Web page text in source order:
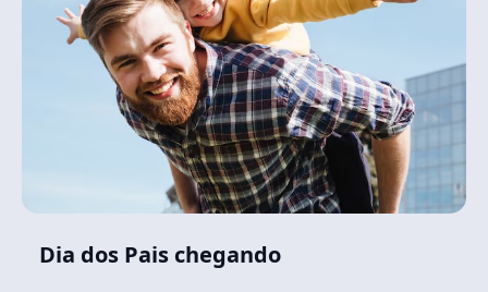
Dia dos Pais chegando